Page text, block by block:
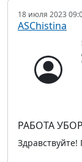
18 июля 2023
ASChistina
РАБОТА